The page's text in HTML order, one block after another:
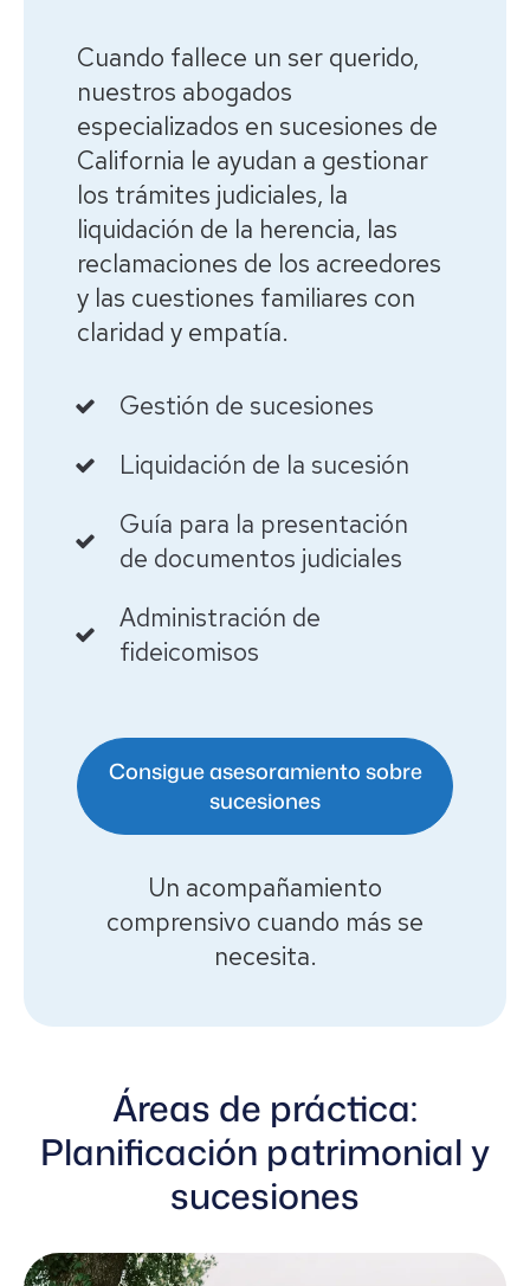
Cuando fallece un ser querido,
nuestros abogados
especializados en sucesiones de
California le ayudan a gestionar
los trámites judiciales, la
liquidación de la herencia, las
reclamaciones de los acreedores
y las cuestiones familiares con
claridad y empatía.
Gestión de sucesiones
Liquidación de la sucesión
Guía para la presentación
de documentos judiciales
Administración de
fideicomisos
Consigue asesoramiento sobre
sucesiones
Un acompañamiento
comprensivo cuando más se
necesita.
Áreas de práctica:
Planificación patrimonial y
sucesiones